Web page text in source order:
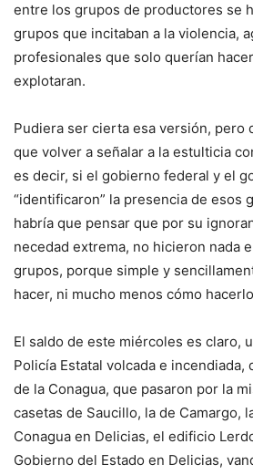
entre los grupos de productores se
grupos que incitaban a la violencia,
profesionales que solo querían
explotaran.
Pudiera ser cierta esa versión, pero
que volver a señalar a la estulticia
es decir, si el gobierno federal y el
“identificaron” la presencia de esos
habría que pensar que por su
necedad extrema, no hicieron nada
grupos, porque simple y
hacer, ni mucho menos cómo
El saldo de este miércoles es claro,
Policía Estatal volcada e incendiada,
de la Conagua, que pasaron por la
casetas de Saucillo, la de Camargo,
Conagua en Delicias, el edificio
Gobierno del Estado en Delicias,